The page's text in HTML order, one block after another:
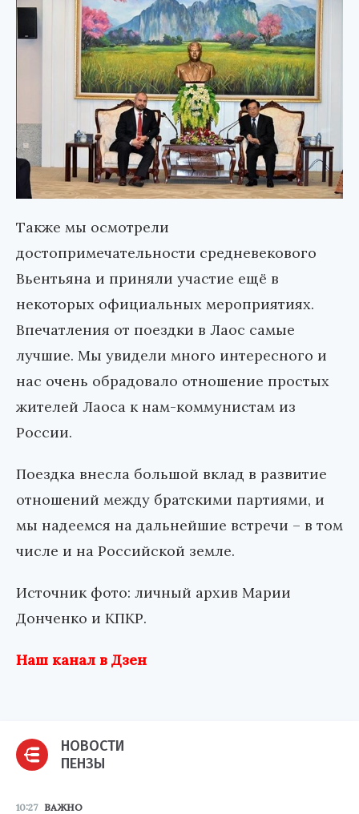
Также мы осмотрели
достопримечательности средневекового
Вьентьяна и приняли участие ещё в
некоторых официальных мероприятиях.
Впечатления от поездки в Лаос самые
лучшие. Мы увидели много интересного и
нас очень обрадовало отношение простых
жителей Лаоса к нам-коммунистам из
России.
Поездка внесла большой вклад в развитие
отношений между братскими партиями, и
мы надеемся на дальнейшие встречи – в том
числе и на Российской земле.
Источник фото: личный архив Марии
Донченко и КПКР.
Наш канал в Дзен
НОВОСТИ
ПЕНЗЫ
10:27 ВАЖНО